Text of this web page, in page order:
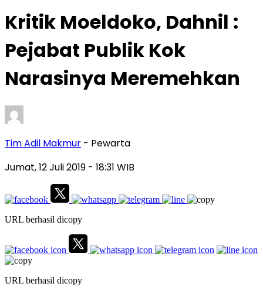
Kritik Moeldoko, Dahnil :
Pejabat Publik Kok
Narasinya Meremehkan
Tim Adil Makmur - Pewarta
Jumat, 12 Juli 2019 - 18:31 WIB
URL berhasil dicopy
URL berhasil dicopy